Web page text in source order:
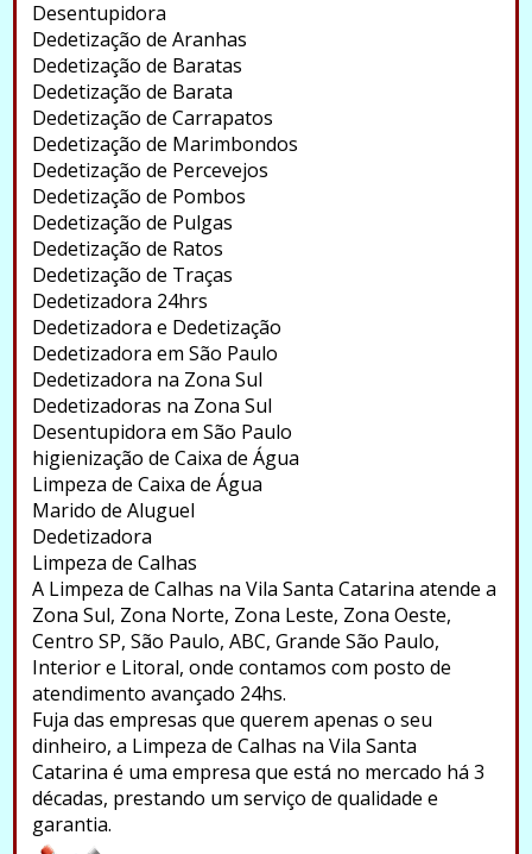
Desentupidora
Dedetização de Aranhas
Dedetização de Baratas
Dedetização de Barata
Dedetização de Carrapatos
Dedetização de Marimbondos
Dedetização de Percevejos
Dedetização de Pombos
Dedetização de Pulgas
Dedetização de Ratos
Dedetização de Traças
Dedetizadora 24hrs
Dedetizadora e Dedetização
Dedetizadora em São Paulo
Dedetizadora na Zona Sul
Dedetizadoras na Zona Sul
Desentupidora em São Paulo
higienização de Caixa de Água
Limpeza de Caixa de Água
Marido de Aluguel
Dedetizadora
Limpeza de Calhas
A Limpeza de Calhas na Vila Santa Catarina atende a
Zona Sul, Zona Norte, Zona Leste, Zona Oeste,
Centro SP, São Paulo, ABC, Grande São Paulo,
Interior e Litoral, onde contamos com posto de
atendimento avançado 24hs.
Fuja das empresas que querem apenas o seu
dinheiro, a Limpeza de Calhas na Vila Santa
Catarina é uma empresa que está no mercado há 3
décadas, prestando um serviço de qualidade e
garantia.